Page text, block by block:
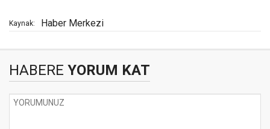
Kaynak: Haber Merkezi
HABERE YORUM KAT